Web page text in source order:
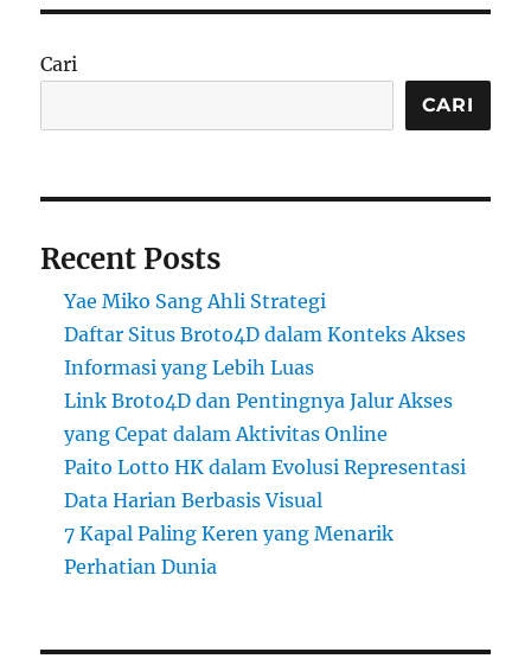
Cari
CARI
Recent Posts
Yae Miko Sang Ahli Strategi
Daftar Situs Broto4D dalam Konteks Akses
Informasi yang Lebih Luas
Link Broto4D dan Pentingnya Jalur Akses
yang Cepat dalam Aktivitas Online
Paito Lotto HK dalam Evolusi Representasi
Data Harian Berbasis Visual
7 Kapal Paling Keren yang Menarik
Perhatian Dunia